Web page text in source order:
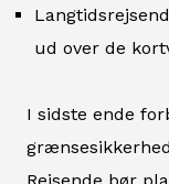
ud over de
I sidste ende
Rejsende bør